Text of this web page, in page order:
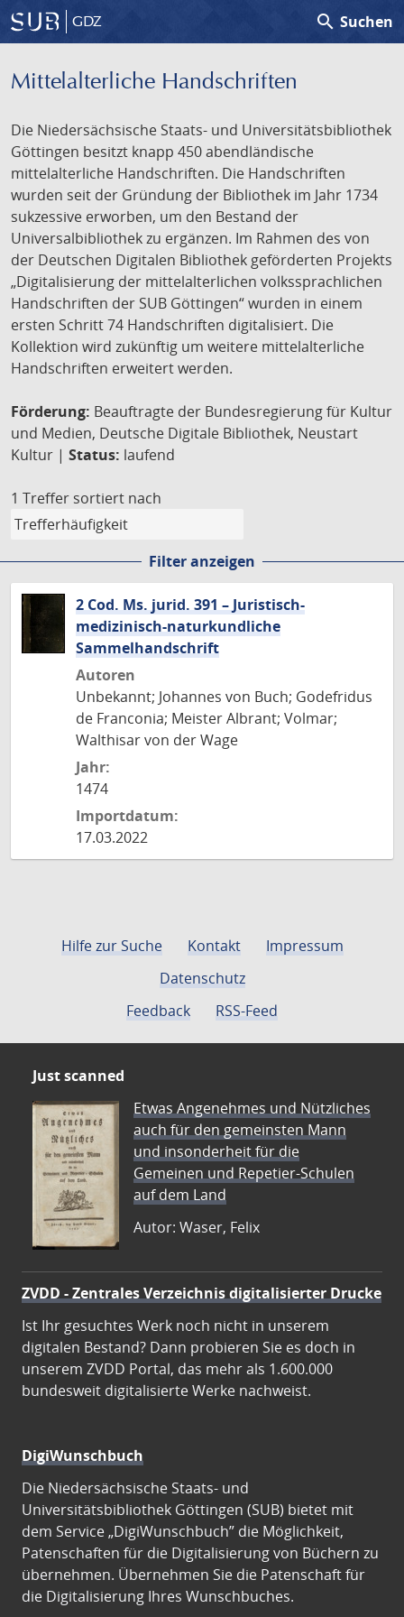
GDZ search Suchen
Mittelalterliche Handschriften
Die Niedersächsische Staats- und Universitätsbibliothek
Göttingen besitzt knapp 450 abendländische
mittelalterliche Handschriften. Die Handschriften
wurden seit der Gründung der Bibliothek im Jahr 1734
sukzessive erworben, um den Bestand der
Universalbibliothek zu ergänzen. Im Rahmen des von
der Deutschen Digitalen Bibliothek geförderten Projekts
„Digitalisierung der mittelalterlichen volkssprachlichen
Handschriften der SUB Göttingen“ wurden in einem
ersten Schritt 74 Handschriften digitalisiert. Die
Kollektion wird zukünftig um weitere mittelalterliche
Handschriften erweitert werden.
Förderung: Beauftragte der Bundesregierung für Kultur
und Medien, Deutsche Digitale Bibliothek, Neustart
Kultur | Status: laufend
1 Treffer sortiert nach
Filter anzeigen
2 Cod. Ms. jurid. 391 – Juristisch-
medizinisch-naturkundliche
Sammelhandschrift
Autoren
Unbekannt; Johannes von Buch; Godefridus
de Franconia; Meister Albrant; Volmar;
Walthisar von der Wage
Jahr:
1474
Importdatum:
17.03.2022
Hilfe zur Suche Kontakt
Impressum
Datenschutz
Feedback
RSS-Feed
Just scanned
Etwas Angenehmes und Nützliches
auch für den gemeinsten Mann
und insonderheit für die
Gemeinen und Repetier-Schulen
auf dem Land
Autor: Waser, Felix
ZVDD - Zentrales Verzeichnis digitalisierter Drucke
Ist Ihr gesuchtes Werk noch nicht in unserem
digitalen Bestand? Dann probieren Sie es doch in
unserem ZVDD Portal, das mehr als 1.600.000
bundesweit digitalisierte Werke nachweist.
DigiWunschbuch
Die Niedersächsische Staats- und
Universitätsbibliothek Göttingen (SUB) bietet mit
dem Service „DigiWunschbuch” die Möglichkeit,
Patenschaften für die Digitalisierung von Büchern zu
übernehmen. Übernehmen Sie die Patenschaft für
die Digitalisierung Ihres Wunschbuches.